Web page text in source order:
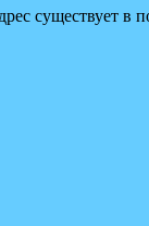
существует в